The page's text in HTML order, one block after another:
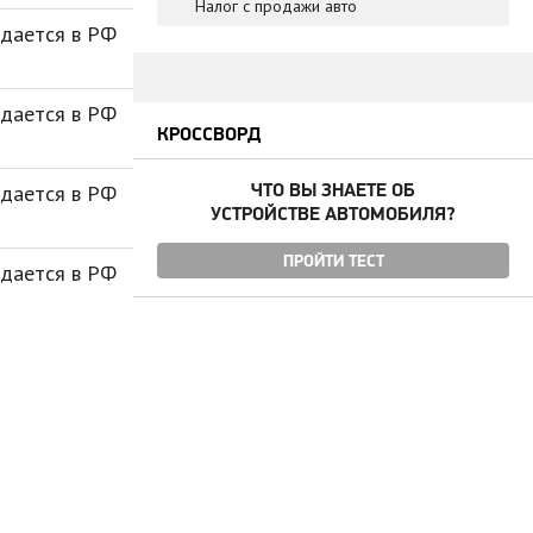
в РФ
в РФ
в РФ
в РФ
Налог с продажи авто
КРОССВОРД
ЧТО ВЫ ЗНАЕТЕ ОБ
УСТРОЙСТВЕ АВТОМОБИЛЯ?
ПРОЙТИ ТЕСТ